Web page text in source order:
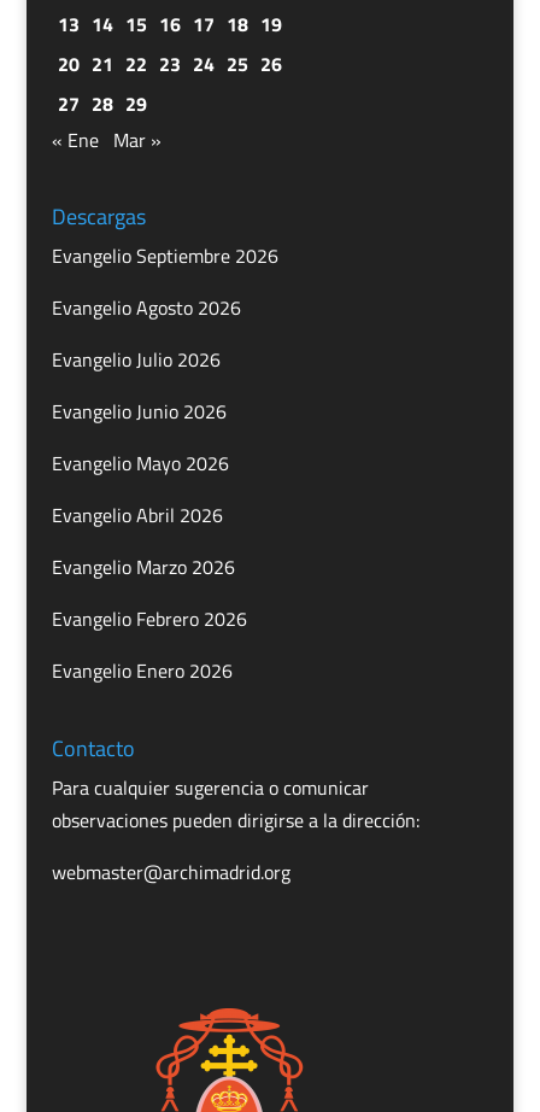
13 14 15 16 17 18 19
20 21 22 23 24 25 26
27 28 29
« Ene Mar »
Descargas
Evangelio Septiembre 2026
Evangelio Agosto 2026
Evangelio Julio 2026
Evangelio Junio 2026
Evangelio Mayo 2026
Evangelio Abril 2026
Evangelio Marzo 2026
Evangelio Febrero 2026
Evangelio Enero 2026
Contacto
Para cualquier sugerencia o comunicar
observaciones pueden dirigirse a la dirección:
webmaster@archimadrid.org